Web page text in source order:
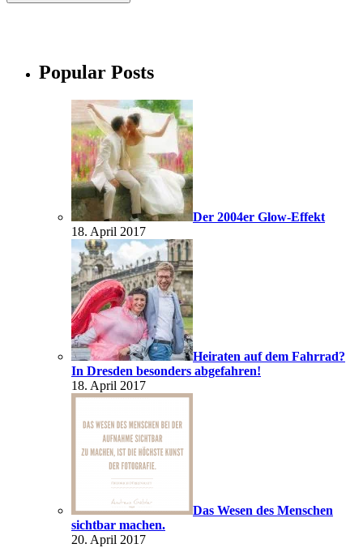
Popular Posts
Der 2004er Glow-Effekt
18. April 2017
Heiraten auf dem Fahrrad?
In Dresden besonders abgefahren!
18. April 2017
Das Wesen des Menschen
sichtbar machen.
20. April 2017